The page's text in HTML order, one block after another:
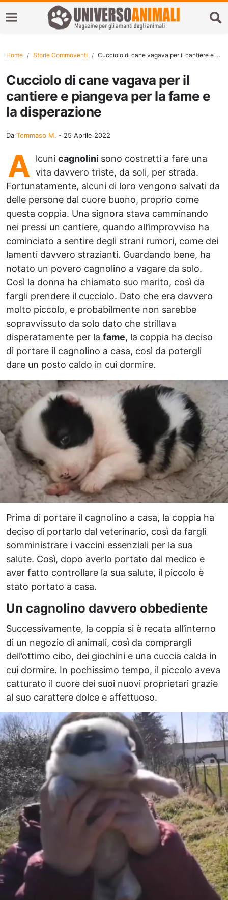
Home Storie Commoventi Cucciolo di cane vagava per il cantiere e piangeva per la fame e la disperazione
Cucciolo di cane vagava per il
cantiere e piangeva per la fame e
la disperazione
Da Tommaso M. - 25 Aprile 2022
A lcuni cagnolini sono costretti a fare una
vita davvero triste, da soli, per strada.
Fortunatamente, alcuni di loro vengono salvati da
delle persone dal cuore buono, proprio come
questa coppia. Una signora stava camminando
nei pressi un cantiere, quando all’improvviso ha
cominciato a sentire degli strani rumori, come dei
lamenti davvero strazianti. Guardando bene, ha
notato un povero cagnolino a vagare da solo.
Così la donna ha chiamato suo marito, così da
fargli prendere il cucciolo. Dato che era davvero
molto piccolo, e probabilmente non sarebbe
sopravvissuto da solo dato che strillava
disperatamente per la fame, la coppia ha deciso
di portare il cagnolino a casa, così da potergli
dare un posto caldo in cui dormire.
Prima di portare il cagnolino a casa, la coppia ha
deciso di portarlo dal veterinario, così da fargli
somministrare i vaccini essenziali per la sua
salute. Così, dopo averlo portato dal medico e
aver fatto controllare la sua salute, il piccolo è
stato portato a casa.
Un cagnolino davvero obbediente
Successivamente, la coppia si è recata all’interno
di un negozio di animali, così da comprargli
dell’ottimo cibo, dei giochini e una cuccia calda in
cui dormire. In pochissimo tempo, il piccolo aveva
catturato il cuore dei suoi nuovi proprietari grazie
al suo carattere dolce e affettuoso.